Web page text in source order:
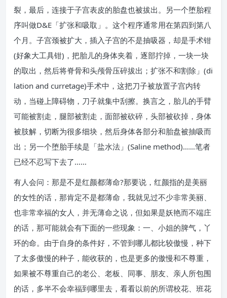
裂，最后，连接于子宫表皮的胎盘也被拔出。另一个堕胎程
序叫做D&E「扩张和吸取」。这个程序通常用在第四到第八
个月。子宫颈被扩大，插入子宫的不是抽吸器，却是手术钳
(好象大工具钳)，把胎儿的身体夹着，逐部拧掉，一块一块
的取出，然后将脊骨和头颅骨压碎拔出；扩张不和割除」(di
lation and curretage)手术中，这把刀子被放置子宫内转
动，当碰上障碍物，刀子就集中刮擦。换言之，胎儿的手臂
可能被割走，腿部被割走，面部被砍碎，头部被砍掉，身体
被肢解，切断为很多细块，然后身体各部分和胎盘被抽吸而
出；另一个堕胎手续是「盐水法」(Saline method)……笔者
已经不忍写下去了……
有人会问：那是不是红颜都薄命?那要说，红颜指的是美丽
的女性的话，那肯定不是都薄命，我就见过不少非常美丽、
也非常幸福的女人，并无薄命之说，但如果是妖艳而不端庄
的话，那可能就会有下面的一些现象：一、小姐的脾气，丫
环的命。由于自身的条件好，不管到哪儿都比较傲慢，种下
了太多傲慢的种子，能收获的，也是更多的傲慢和不尊重，
如果被不尊重自己的老公、老板、同事、朋友、亲人所包围
的话，多半不会幸福到哪里去，看看以前的所谓校花、班花